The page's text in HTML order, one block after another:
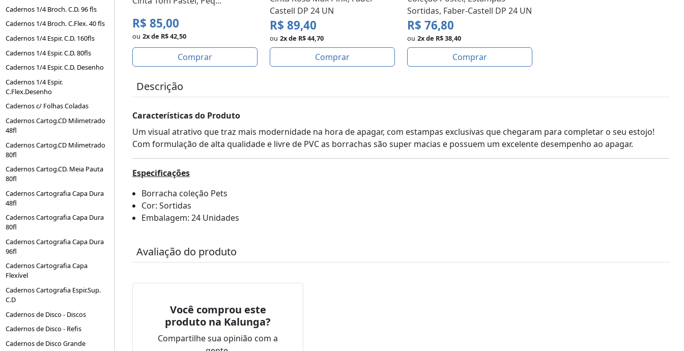
Cadernos 1/4 Broch. C.D. 96 fls
Cadernos 1/4 Broch. C.Flex. 40 fls
Cadernos 1/4 Espir. C.D. 160fls
Cadernos 1/4 Espir. C.D. 80fls
Cadernos 1/4 Espir. C.D. Desenho
Cadernos 1/4 Espir.
C.Flex.Desenho
Cadernos c/ Folhas Coladas
Cadernos Cartog.CD Milimetrado
48fl
Cadernos Cartog.CD Milimetrado
80fl
Cadernos Cartog.CD. Meia Pauta
80fl
Cadernos Cartografia Capa Dura
48fl
Cadernos Cartografia Capa Dura
80fl
Cadernos Cartografia Capa Dura
96fl
Cadernos Cartografia Capa
Flexível
Cadernos Cartografia Espir.Sup.
C.D
Cadernos de Disco - Discos
Cadernos de Disco - Refis
Cadernos de Disco Grande
R$ 85,00
ou 2x de R$ 42,50
Comprar
Castell DP 24 UN
R$ 89,40
ou 2x de R$ 44,70
Comprar
Sortidas, Faber-Castell DP 24 UN
R$ 76,80
ou 2x de R$ 38,40
Comprar
Descrição
Características do Produto
Um visual atrativo que traz mais modernidade na hora de apagar, com estampas exclusivas que chegaram para completar o seu estojo!
Com formulação de alta qualidade e livre de PVC as borrachas são super macias e possuem um excelente desempenho ao apagar.
Especificações
Borracha coleção Pets
Cor: Sortidas
Embalagem: 24 Unidades
Avaliação do produto
Você comprou este
produto na Kalunga?
Compartilhe sua opinião com a